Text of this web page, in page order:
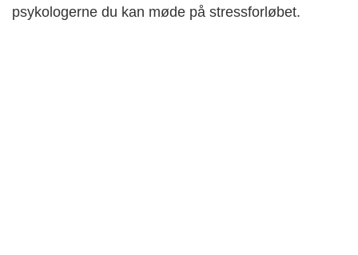
psykologerne du kan møde på stressforløbet.